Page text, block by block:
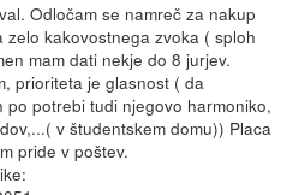
Odločam se namreč za nakup
kakovostnega zvoka ( sploh
mam dati nekje do 8 jurjev.
prioriteta je glasnost ( da
potrebi tudi njegovo harmoniko,
v študentskem domu)) Placa
pride v poštev.